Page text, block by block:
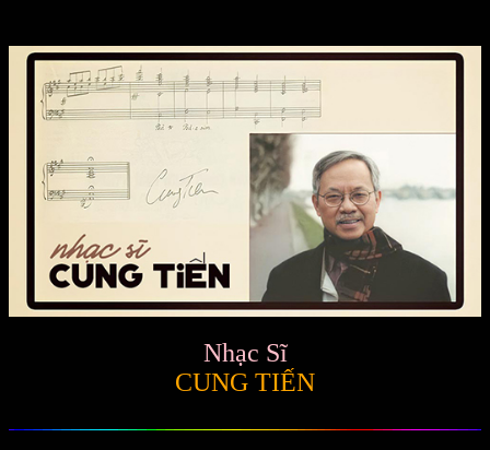
Nhạc Sĩ
CUNG TIẾN